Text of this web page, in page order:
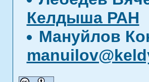
Келдыша РАН
Мануйлов